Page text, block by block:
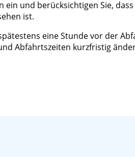
und berücksichtigen Sie,
ist.
eine Stunde vor der
Abfahrtszeiten kurzfristig